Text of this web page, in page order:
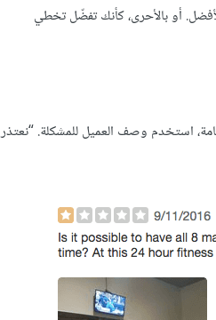
أو بالأحرى، كأنك تفضّل تخطي
استخدم وصف العميل للمشكلة. “نعتذر